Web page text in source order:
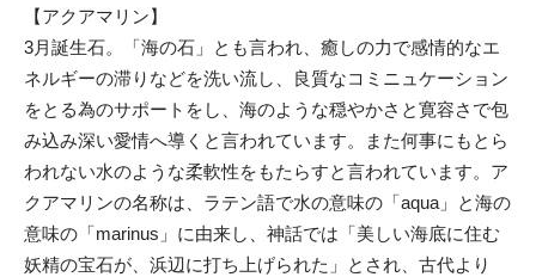
【アクアマリン】
3月誕生石。「海の石」とも言われ、癒しの力で感情的なエ
ネルギーの滞りなどを洗い流し、良質なコミニュケーション
をとる為のサポートをし、海のような穏やかさと寛容さで包
み込み深い愛情へ導くと言われています。また何事にもとら
われない水のような柔軟性をもたらすと言われています。ア
クアマリンの名称は、ラテン語で水の意味の「aqua」と海の
意味の「marinus」に由来し、神話では「美しい海底に住む
妖精の宝石が、浜辺に打ち上げられた」とされ、古代より